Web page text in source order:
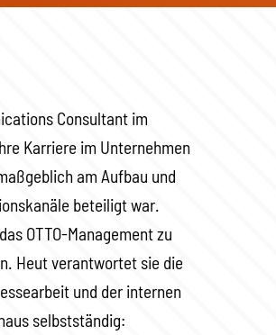
Consultant im
Karriere im Unternehmen
am Aufbau und
beteiligt war.
OTTO-Management zu
Heut verantwortet sie die
und der internen
selbstständig: